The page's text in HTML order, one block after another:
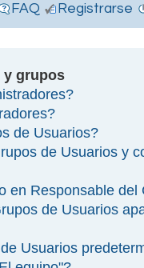
FAQ Registrarse
y grupos
de Usuarios?
de Usuarios y
en Responsable del
de Usuarios
Usuarios